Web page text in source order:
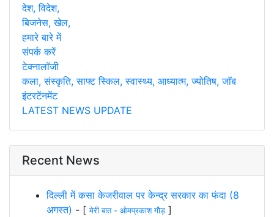
देश, विदेश,
बिजनेस, खेल,
हमारे बारे में
संपर्क करें
टेक्नालाॅजी
कला, संस्कृति, साफ्ट स्किल, स्वास्थ्य, आध्यात्म, ज्योतिष, जाॅब
इंटरटेंनमेंट
LATEST NEWS UPDATE
Recent News
दिल्ली में कसा केजरीवाल पर केन्द्र सरकार का फंदा (8
अगस्त) - [मेरी बात - ओमप्रकाश गौड़ ]